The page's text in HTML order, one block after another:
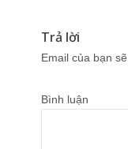
Trả lời
Email của bạn
Bình luận